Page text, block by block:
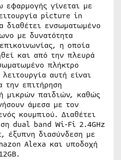
εφαρμογής γίνεται με
picture in
ενσωματωμένο
με δυνατότητα
η οποία
και από την πλευρά
πλήκτρο
αυτή είναι
την επιτήρηση
μικρών παιδιών, καθώς
άμεσα με τον
κουμπιού. Διαθέτει
dual band Wi-Fi 2.4GHz
έξυπνη διασύνδεση με
Alexa και υποδοχή